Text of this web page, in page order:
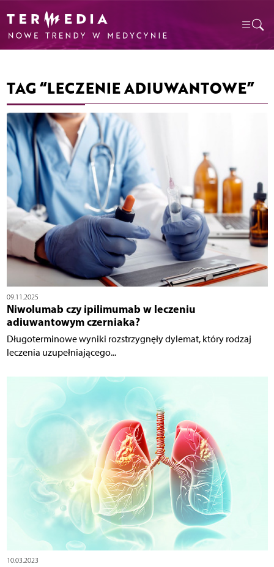
TAG “LECZENIE ADIUWANTOWE”
09.11.2025
Niwolumab czy ipilimumab w leczeniu
adiuwantowym czerniaka?
Długoterminowe wyniki rozstrzygnęły dylemat, który rodzaj
leczenia uzupełniającego...
10.03.2023